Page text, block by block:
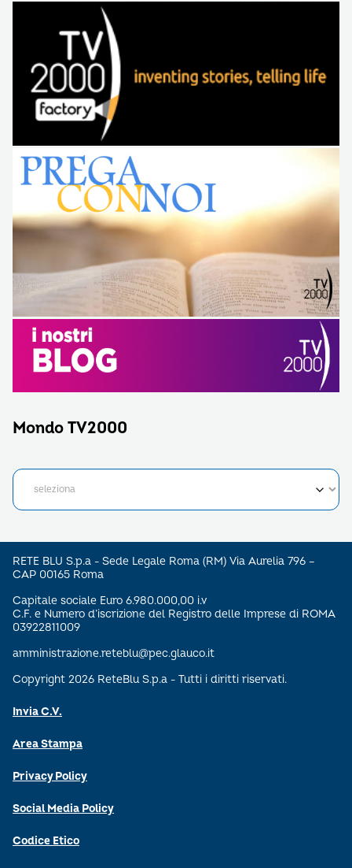
Mondo TV2000
RETE BLU S.p.a - Sede Legale Roma (RM) Via Aurelia 796 –
CAP 00165 Roma
Capitale sociale Euro 6.980.000,00 i.v
C.F. e Numero d’iscrizione del Registro delle Imprese di ROMA
03922811009
amministrazione.reteblu@pec.glauco.it
Copyright 2026 ReteBlu S.p.a - Tutti i diritti riservati.
Invia C.V.
Area Stampa
Privacy Policy
Social Media Policy
Codice Etico